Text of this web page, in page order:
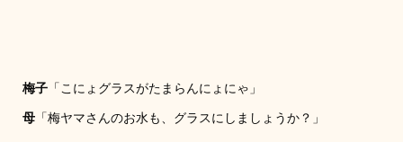
梅子「こにょグラスがたまらんにょにゃ」
母「梅ヤマさんのお水も、グラスにしましょうか？」